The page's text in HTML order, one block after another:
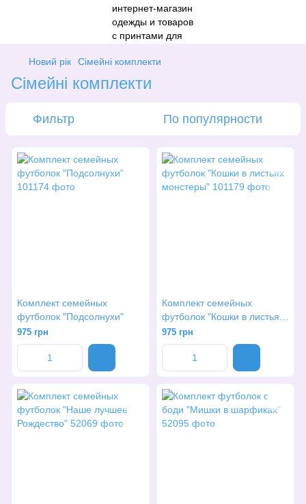
Новий рік Сімейні комплекти
Сімейні комплекти
Фильтр По популярности
Комплект семейных
футболок "Подсолнухи"
975 грн
Комплект семейных
футболок "Кошки в листьях
монстеры"
975 грн